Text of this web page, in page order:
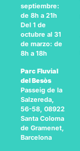
septiembre:
de 8h a 21h
Del 1 de
octubre al 31
de marzo: de
8h a 18h
Parc Fluvial
del Besòs
Passeig de la
Salzereda,
56-58, 08922
Santa Coloma
de Gramenet,
Barcelona